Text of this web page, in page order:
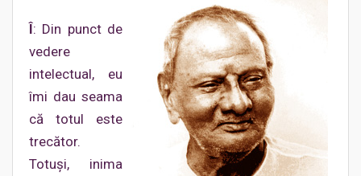
Î: Din punct de
vedere
intelectual, eu
îmi dau seama
că totul este
trecător.
Totuşi, inima